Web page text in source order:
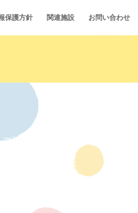
保護方針 関連施設 お問い合わせ